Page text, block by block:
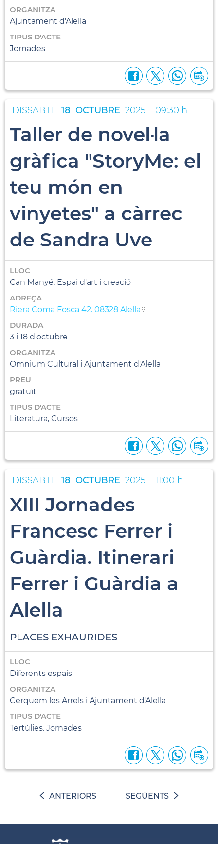
ORGANITZA
Ajuntament d'Alella
TIPUS D'ACTE
Jornades
DISSABTE 18 OCTUBRE 2025 09:30 h
Taller de novel·la
gràfica "StoryMe: el
teu món en
vinyetes" a càrrec
de Sandra Uve
LLOC
Can Manyé. Espai d'art i creació
ADREÇA
Riera Coma Fosca 42. 08328 Alella
DURADA
3 i 18 d'octubre
ORGANITZA
Omnium Cultural i Ajuntament d'Alella
PREU
gratuït
TIPUS D'ACTE
Literatura, Cursos
DISSABTE 18 OCTUBRE 2025 11:00 h
XIII Jornades
Francesc Ferrer i
Guàrdia. Itinerari
Ferrer i Guàrdia a
Alella
PLACES EXHAURIDES
LLOC
Diferents espais
ORGANITZA
Cerquem les Arrels i Ajuntament d'Alella
TIPUS D'ACTE
Tertúlies, Jornades
ANTERIORS SEGÜENTS